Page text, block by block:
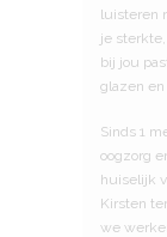
luisteren
je
bij jou
glazen
Sinds 1
oogzorg
huiselijk
Kirsten
we